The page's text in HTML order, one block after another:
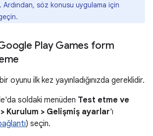
Ardından, söz konusu uygulama için
Play Games form
oyunu ilk kez yayınladığınızda gereklidir.
soldaki menüden Test etme ve
Kurulum > Gelişmiş ayarlar'ı
) seçin.